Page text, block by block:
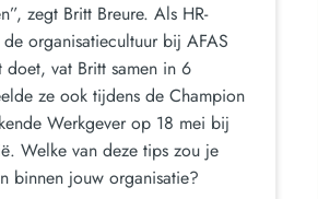
zegt Britt Breure. Als HR-
organisatiecultuur bij AFAS
vat Britt samen in 6
ze ook tijdens de Champion
Werkgever op 18 mei bij
Welke van deze tips zou je
binnen jouw organisatie?